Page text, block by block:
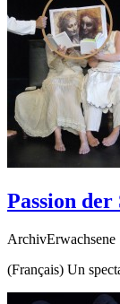
Passion der
ArchivErwachsene
(Français) Un